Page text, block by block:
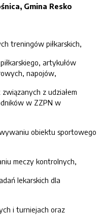
Gmina Resko
treningów piłkarskich,
artykułów
napojów,
z udziałem
w ZZPN w
obiektu sportowego
meczy kontrolnych,
lekarskich dla
i turniejach oraz